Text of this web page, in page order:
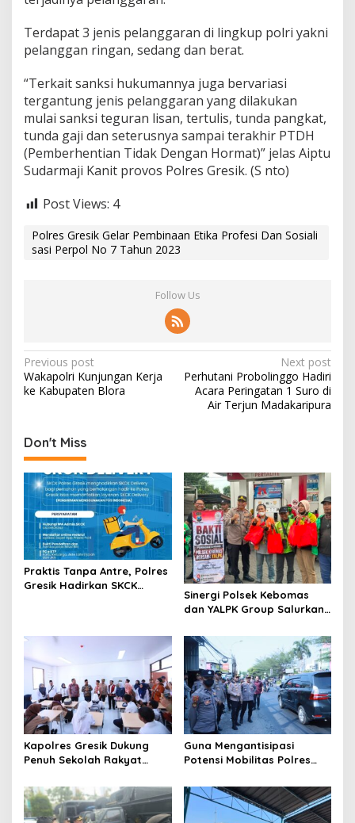
Terdapat 3 jenis pelanggaran di lingkup polri yakni
pelanggan ringan, sedang dan berat.
“Terkait sanksi hukumannya juga bervariasi
tergantung jenis pelanggaran yang dilakukan
mulai sanksi teguran lisan, tertulis, tunda pangkat,
tunda gaji dan seterusnya sampai terakhir PTDH
(Pemberhentian Tidak Dengan Hormat)” jelas Aiptu
Sudarmaji Kanit provos Polres Gresik. (S nto)
Post Views: 4
Polres Gresik Gelar Pembinaan Etika Profesi Dan Sosiali
sasi Perpol No 7 Tahun 2023
Follow Us
P
o
t
n
a
v
i
g
a
t
o
n
Previous post
Wakapolri Kunjungan Kerja
ke Kabupaten Blora
Next post
Perhutani Probolinggo Hadiri
Acara Peringatan 1 Suro di
Air Terjun Madakaripura
Don't Miss
Praktis Tanpa Antre, Polres
Gresik Hadirkan SKCK
Sinergi Polsek Kebomas
dan YALPK Group Salurkan
untuk Ojol di Gresik
Kapolres Gresik Dukung
Penuh Sekolah Rakyat
Akses Pendidikan
Berkualitas
Guna Mengantisipasi
Potensi Mobilitas Polres
Pengamanan